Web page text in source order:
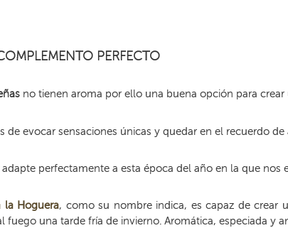
PERFECTO
no tienen aroma por ello una buena opción para
de evocar sensaciones únicas y quedar en el recuerdo
adapte perfectamente a esta época del año en la que nos
la Hoguera, como su nombre indica, es capaz de crear
fuego una tarde fría de invierno. Aromática, especiada y